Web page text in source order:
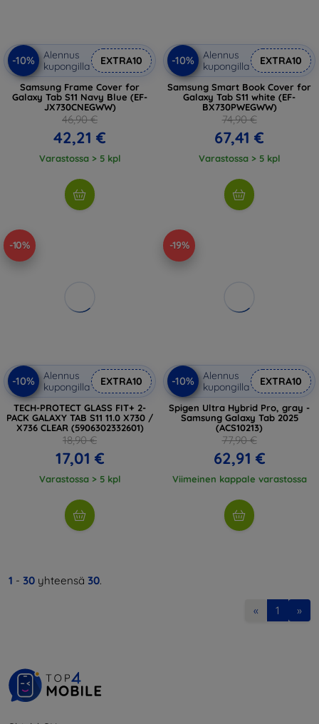
-10%
Alennus
kupongilla
EXTRA10
Samsung Frame Cover for
Galaxy Tab S11 Navy Blue (EF-
JX730CNEGWW)
46,90 €
42,21 €
Varastossa > 5 kpl
-10%
Alennus
kupongilla
EXTRA10
Samsung Smart Book Cover for
Galaxy Tab S11 white (EF-
BX730PWEGWW)
74,90 €
67,41 €
Varastossa > 5 kpl
-10%
-10%
Alennus
kupongilla
EXTRA10
TECH-PROTECT GLASS FIT+ 2-
PACK GALAXY TAB S11 11.0 X730 /
X736 CLEAR (5906302332601)
18,90 €
17,01 €
Varastossa > 5 kpl
-19%
-10%
Alennus
kupongilla
EXTRA10
Spigen Ultra Hybrid Pro, gray -
Samsung Galaxy Tab 2025
(ACS10213)
77,90 €
62,91 €
Viimeinen kappale varastossa
1 - 30 yhteensä 30.
« 1 »